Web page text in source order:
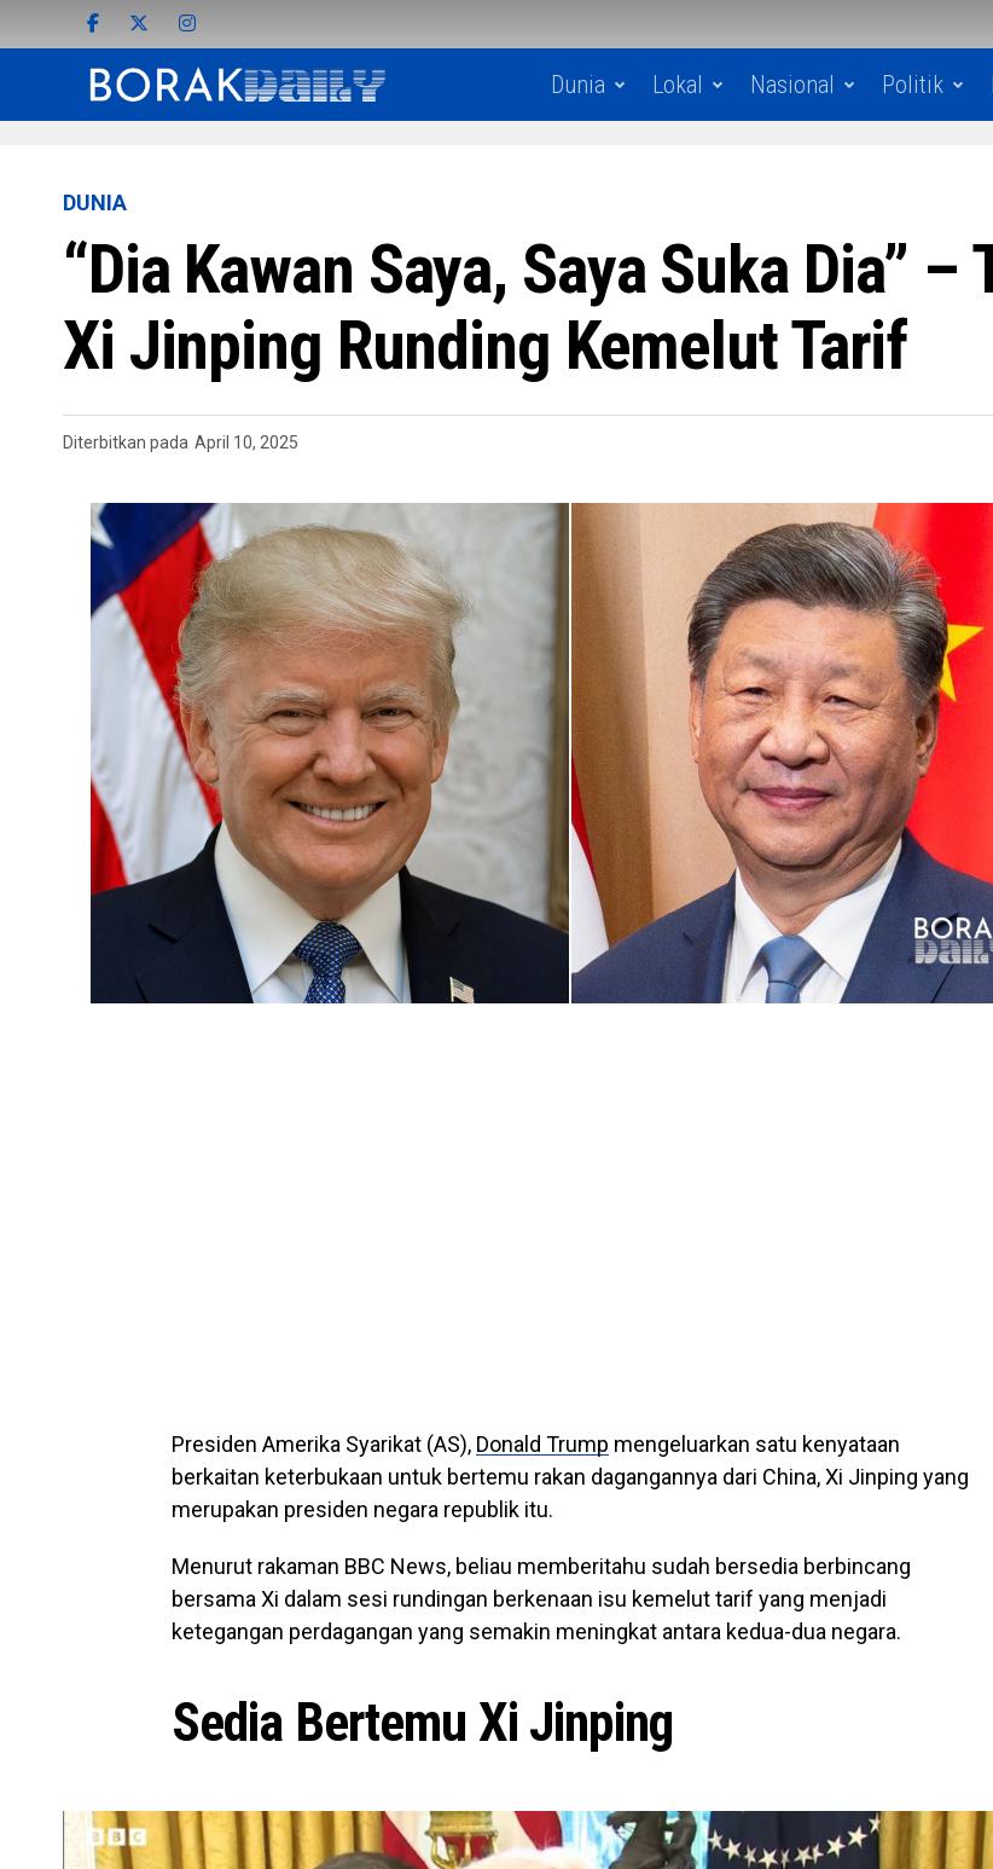
Dunia Lokal Nasional Politik
DUNIA
“Dia Kawan Saya, Saya Suka Dia”
Xi Jinping Runding Kemelut Tarif
Diterbitkan pada April 10, 2025
Presiden Amerika Syarikat (AS), Donald Trump mengeluarkan satu kenyataan
berkaitan keterbukaan untuk bertemu rakan dagangannya dari China, Xi Jinping yang
merupakan presiden negara republik itu.
Menurut rakaman BBC News, beliau memberitahu sudah bersedia berbincang
bersama Xi dalam sesi rundingan berkenaan isu kemelut tarif yang menjadi
ketegangan perdagangan yang semakin meningkat antara kedua-dua negara.
Sedia Bertemu Xi Jinping